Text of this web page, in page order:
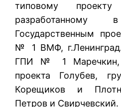
типовому
Государственным
№ 1 ВМФ,
ГПИ № 1 Маречкин,
проекта Голубев,
Корещиков и
Петров и Свирчевский.